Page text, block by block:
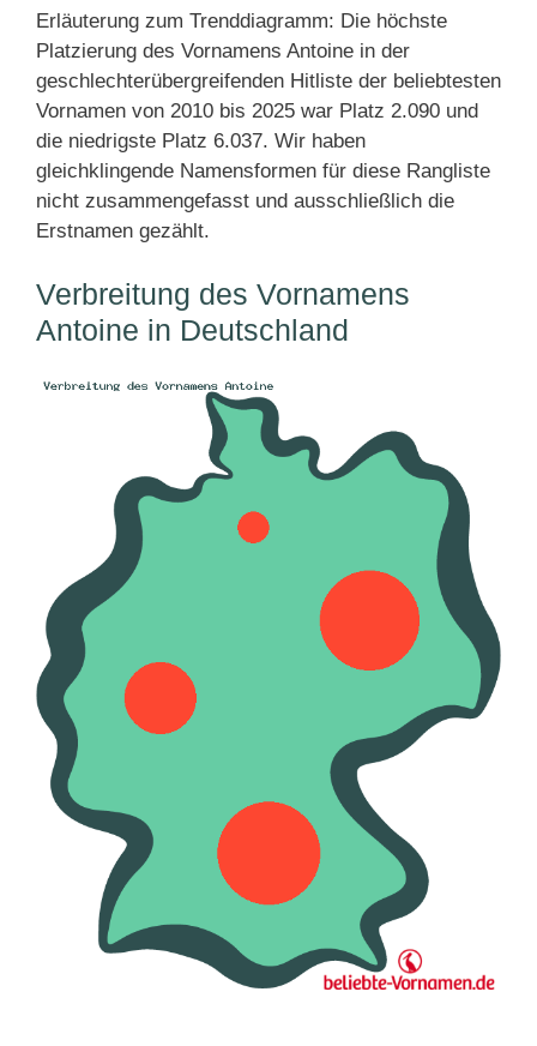
Erläuterung zum Trenddiagramm: Die höchste
Platzierung des Vornamens Antoine in der
geschlechterübergreifenden Hitliste der beliebtesten
Vornamen von 2010 bis 2025 war Platz 2.090 und
die niedrigste Platz 6.037. Wir haben
gleichklingende Namensformen für diese Rangliste
nicht zusammengefasst und ausschließlich die
Erstnamen gezählt.
Verbreitung des Vornamens
Antoine in Deutschland